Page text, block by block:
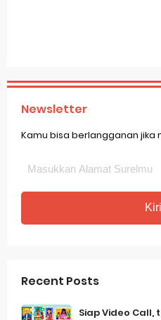
Newsletter
Kamu bisa berlangganan jika
Recent Posts
Siap Video Call,